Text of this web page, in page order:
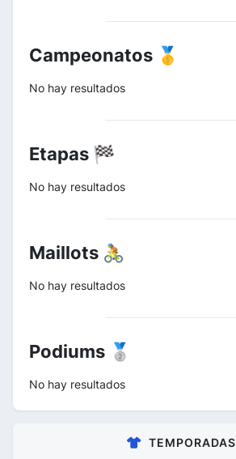
Campeonatos 🥇
No hay resultados
Etapas 🏁
No hay resultados
Maillots 🚴
No hay resultados
Podiums 🥈
No hay resultados
TEMPORADAS